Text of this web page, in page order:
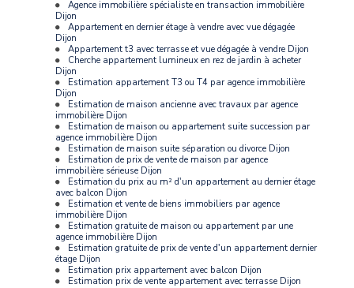
Agence immobilière spécialiste en transaction immobilière
Dijon
Appartement en dernier étage à vendre avec vue dégagée
Dijon
Appartement t3 avec terrasse et vue dégagée à vendre Dijon
Cherche appartement lumineux en rez de jardin à acheter
Dijon
Estimation appartement T3 ou T4 par agence immobilière
Dijon
Estimation de maison ancienne avec travaux par agence
immobilière Dijon
Estimation de maison ou appartement suite succession par
agence immobilière Dijon
Estimation de maison suite séparation ou divorce Dijon
Estimation de prix de vente de maison par agence
immobilière sérieuse Dijon
Estimation du prix au m² d'un appartement au dernier étage
avec balcon Dijon
Estimation et vente de biens immobiliers par agence
immobilière Dijon
Estimation gratuite de maison ou appartement par une
agence immobilière Dijon
Estimation gratuite de prix de vente d'un appartement dernier
étage Dijon
Estimation prix appartement avec balcon Dijon
Estimation prix de vente appartement avec terrasse Dijon